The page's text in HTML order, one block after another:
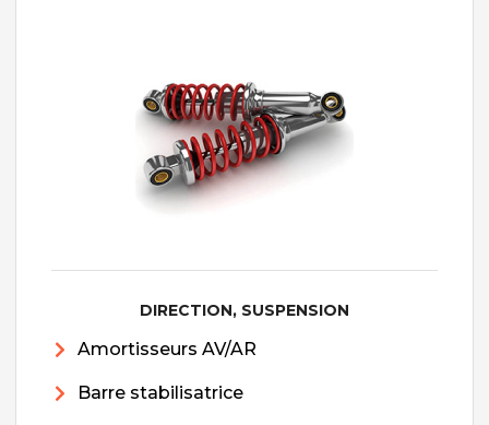
DIRECTION, SUSPENSION
Amortisseurs AV/AR
Barre stabilisatrice